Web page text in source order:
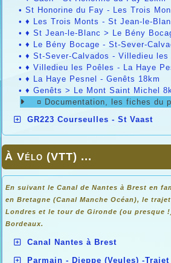
• St Honorine du Fay - Les Trois
• ♦ Les Trois Monts - St Jean-le-
• ♦ St Jean-le-Blanc > Le Bény
• ♦ Le Bény Bocage - St-Sever-
• ♦ St-Sever-Calvados - Villedieu les
• ♦ Villedieu les Poêles - La Haye
• ♦ La Haye Pesnel - Genêts 18km
• ♦ Genêts > Le Mont Saint Michel
¤ Documentation, les fiches du
GR223 Courseulles - St Vaast
À Vélo (VTT) ...
En suivant le Canal de Nantes à Brest en
en Bretagne (Canal Manche Océan), le
Londres et le tour de Gironde (ou presque
Bordeaux.
Canal Nantes à Brest
Parmain - Dieppe (Veules) -